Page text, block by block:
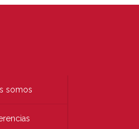
somos